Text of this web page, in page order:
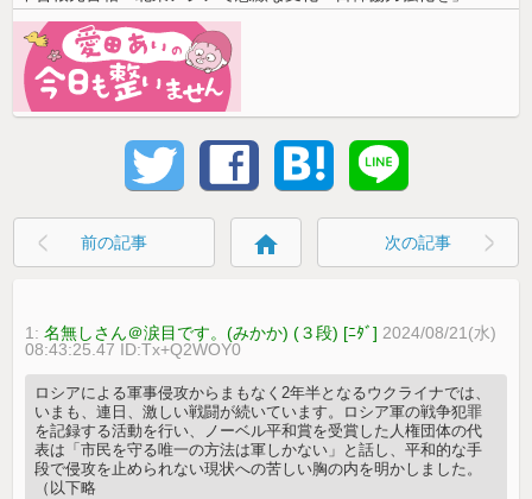
前の記事 home 次の記事
1:名無しさん＠涙目です。(みかか) (３段) [ﾆﾀﾞ] 2024/08/21(水)
08:43:25.47 ID:Tx+Q2WOY0
ロシアによる軍事侵攻からまもなく2年半となるウクライナでは、
いまも、連日、激しい戦闘が続いています。ロシア軍の戦争犯罪
を記録する活動を行い、ノーベル平和賞を受賞した人権団体の代
表は「市民を守る唯一の方法は軍しかない」と話し、平和的な手
段で侵攻を止められない現状への苦しい胸の内を明かしました。
（以下略